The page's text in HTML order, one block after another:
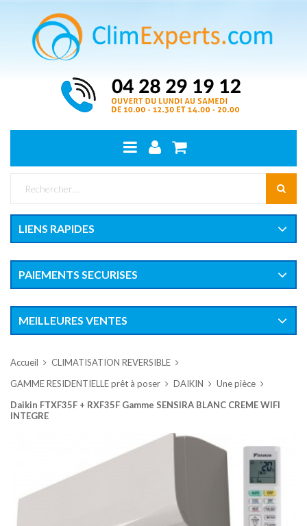
LIENS RAPIDES
PAIEMENTS SECURISES
MEILLEURES VENTES
Accueil
CLIMATISATION REVERSIBLE
GAMME RESIDENTIELLE prêt à poser
DAIKIN
Une pièce
Daikin FTXF35F + RXF35F Gamme SENSIRA BLANC CREME WIFI
INTEGRE